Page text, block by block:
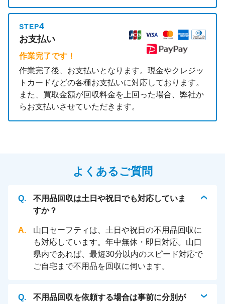
STEP4
お支払い
作業完了です！
作業完了後、お支払いとなります。現金やクレジッ
トカードなどの各種お支払いに対応しております。
また、買取金額が回収料金を上回った場合、弊社か
らお支払いさせていただきます。
よくあるご質問
不用品回収は土日や祝日でも対応していま
すか？
山口セーフティは、土日や祝日の不用品回収に
も対応しています。年中無休・即日対応。山口
県内であれば、最短30分以内のスピード対応で
ご自宅まで不用品を回収に伺います。
不用品回収を依頼する場合は事前に分別が